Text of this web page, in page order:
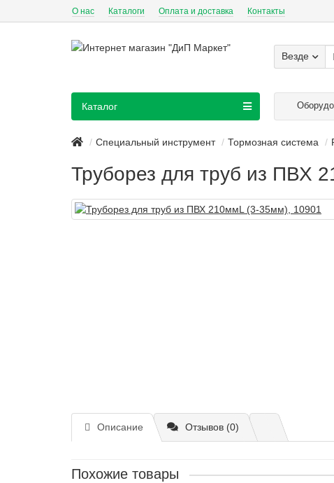
О нас Каталоги Оплата и доставка Контакты
Везде
Каталог
Специальный инструмент Тормозная система
Труборез для труб из ПВХ
Описание Отзывов (0)
Похожие товары